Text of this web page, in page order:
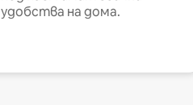
удобства на дома.